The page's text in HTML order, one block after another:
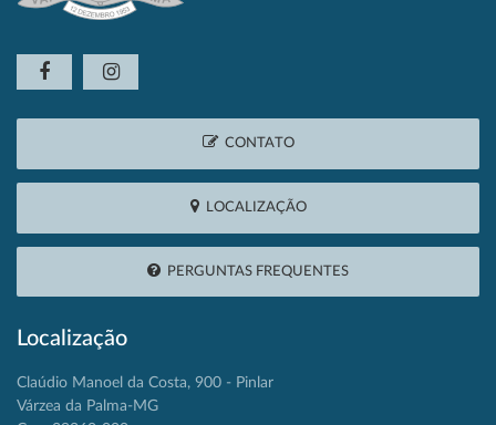
CONTATO
LOCALIZAÇÃO
PERGUNTAS FREQUENTES
Localização
Claúdio Manoel da Costa, 900 - Pinlar
Várzea da Palma-MG